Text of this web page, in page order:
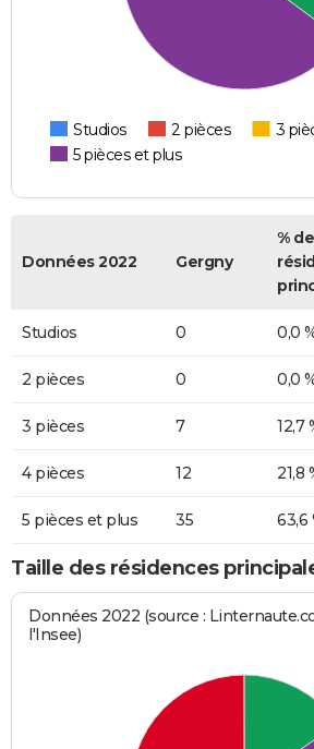
Studios 2 pièces 3
5 pièces et plus
Données 2022 Gergny
%
Studios 0 0,0
2 pièces 0 0,0
3 pièces 7 12,7
4 pièces 12 21,8
5 pièces et plus 35 63,6
Taille des résidences
Données 2022 (source :
l'Insee)